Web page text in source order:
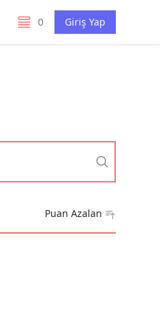
0
listelerim Giriş Yap
Puan Azalan